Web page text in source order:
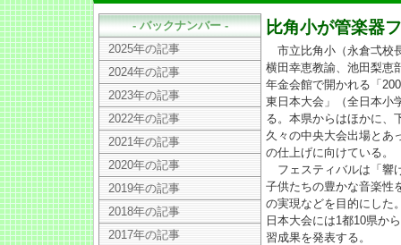
比角小が管楽器
市立比角小（永倉弌校
横田幸恵教諭、池田梨恵
年金会館で開かれる「
東日本大会」（全日本小
る。本県からはほかに、
久々の中央大会出場とあ
の仕上げに向けている。
フェスティバルは「響
子供たちの豊かな音楽性
の実現などを目的にした
日本大会には1都10県か
習成果を発表する。
- バックナンバー -
2025年の記事
2024年の記事
2023年の記事
2022年の記事
2021年の記事
2020年の記事
2019年の記事
2018年の記事
2017年の記事